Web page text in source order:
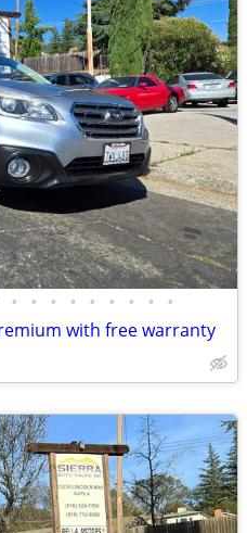
• • • • • • • • •
with free warranty